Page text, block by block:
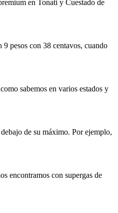
en Tonati y Cuestado de
9 pesos con 38 centavos, cuando
sabemos en varios estados y
de su máximo. Por ejemplo,
encontramos con supergas de